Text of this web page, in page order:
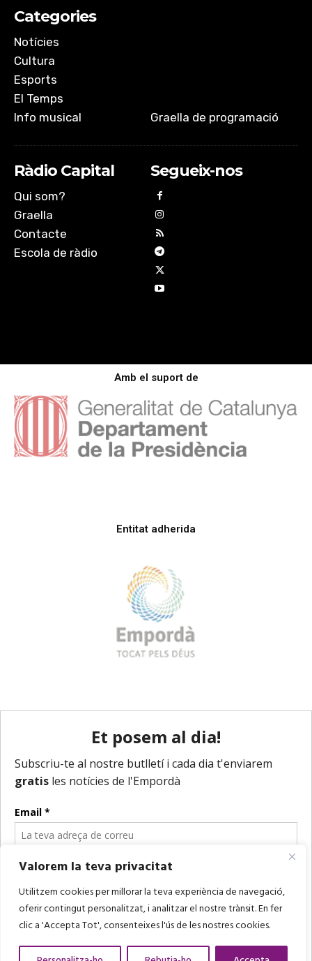
Valorem la teva privacitat
Utilitzem cookies per millorar la teva experiència de navegació,
oferir contingut personalitzat, i analitzar el nostre trànsit. En fer
clic a 'Accepta Tot', consenteixes l'ús de les nostres cookies.
Categories
Notícies
Cultura
Esports
El Temps
Info musical
Graella de programació
Ràdio Capital
Qui som?
Graella
Contacte
Escola de ràdio
Segueix-nos
Amb el suport de
Entitat adherida